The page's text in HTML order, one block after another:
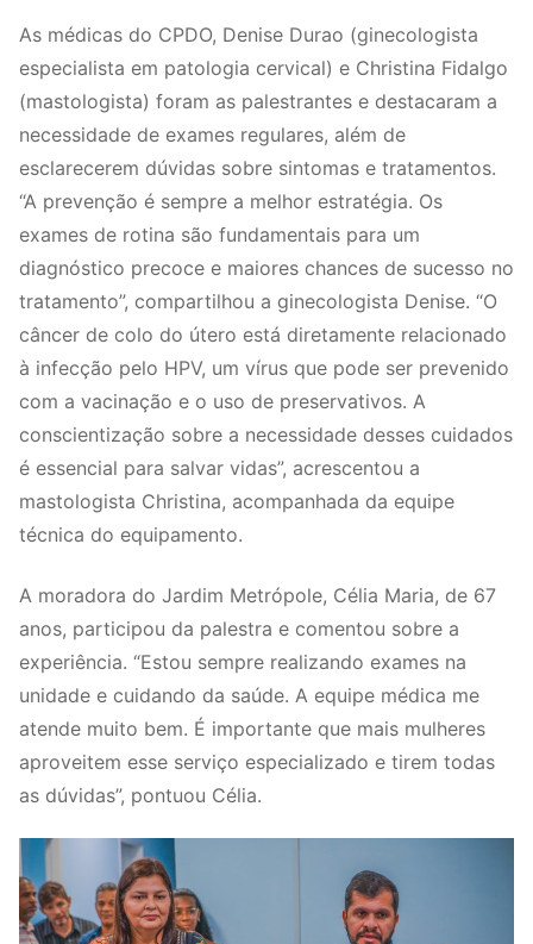
As médicas do CPDO, Denise Durao (ginecologista
especialista em patologia cervical) e Christina Fidalgo
(mastologista) foram as palestrantes e destacaram a
necessidade de exames regulares, além de
esclarecerem dúvidas sobre sintomas e tratamentos.
“A prevenção é sempre a melhor estratégia. Os
exames de rotina são fundamentais para um
diagnóstico precoce e maiores chances de sucesso no
tratamento”, compartilhou a ginecologista Denise. “O
câncer de colo do útero está diretamente relacionado
à infecção pelo HPV, um vírus que pode ser prevenido
com a vacinação e o uso de preservativos. A
conscientização sobre a necessidade desses cuidados
é essencial para salvar vidas”, acrescentou a
mastologista Christina, acompanhada da equipe
técnica do equipamento.
A moradora do Jardim Metrópole, Célia Maria, de 67
anos, participou da palestra e comentou sobre a
experiência. “Estou sempre realizando exames na
unidade e cuidando da saúde. A equipe médica me
atende muito bem. É importante que mais mulheres
aproveitem esse serviço especializado e tirem todas
as dúvidas”, pontuou Célia.